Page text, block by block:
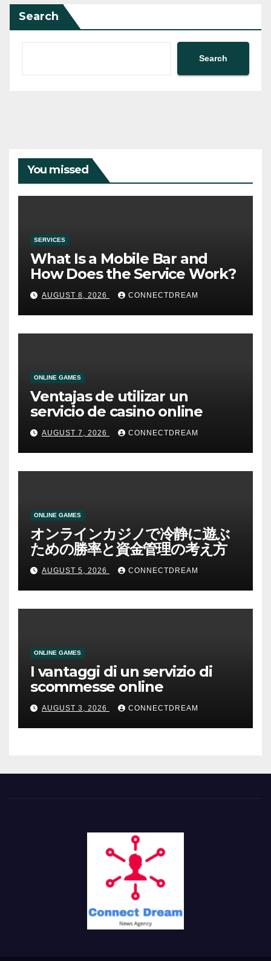
Search
Search
You missed
SERVICES
What Is a Mobile Bar and
How Does the Service Work?
AUGUST 8, 2026 CONNECTDREAM
ONLINE GAMES
Ventajas de utilizar un
servicio de casino online
AUGUST 7, 2026 CONNECTDREAM
ONLINE GAMES
オンラインカジノで冷静に遊ぶ
ための勝率と資金管理の考え方
AUGUST 5, 2026 CONNECTDREAM
ONLINE GAMES
I vantaggi di un servizio di
scommesse online
AUGUST 3, 2026 CONNECTDREAM